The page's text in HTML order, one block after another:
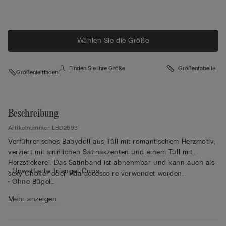
Wählen Sie die Größe
Größenleitfaden
Finden Sie Ihre Größe Größentabelle
Beschreibung
Artikelnummer: LBD2593
Verführerisches Babydoll aus Tüll mit romantischem Herzmotiv,
verziert mit sinnlichen Satinakzenten und einem Tüll mit
Herzstickerei. Das Satinband ist abnehmbar und kann auch als
sexy Choker oder Haaraccessoire verwendet werden.
• Unwattierte Triangel-Cups
• Ohne Bügel
• Schmale, vollständig verstellbare Träger aus Satin
Mehr anzeigen